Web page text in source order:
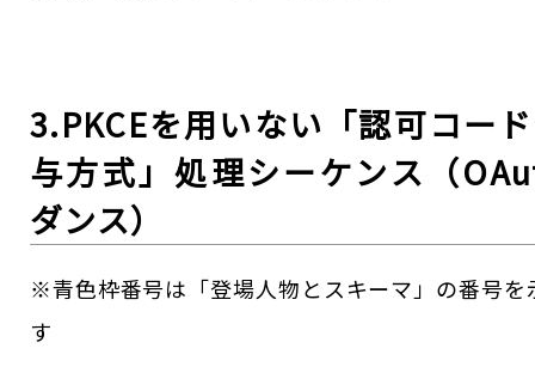
3.PKCEを用いない「認可コー
与方式」処理シーケンス（
ダンス）
※青色枠番号は「登場人物とスキーマ」の番号を
す